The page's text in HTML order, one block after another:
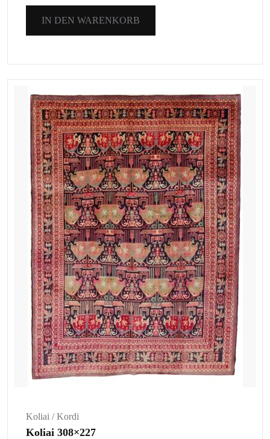
IN DEN WARENKORB
Koliai / Kordi
Koliai 308×227